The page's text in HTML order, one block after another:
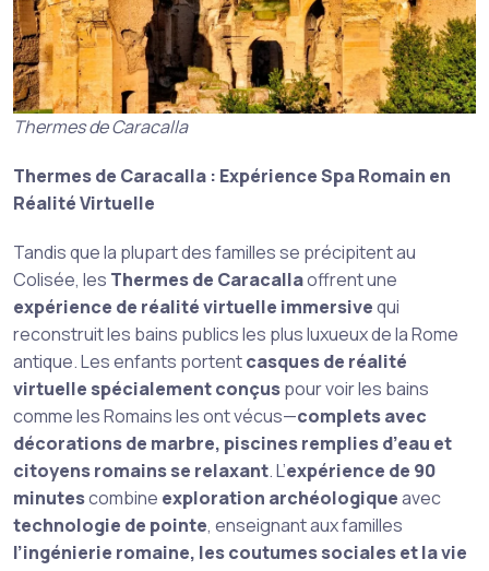
Thermes de Caracalla
Thermes de Caracalla : Expérience Spa Romain en
Réalité Virtuelle
Tandis que la plupart des familles se précipitent au
Colisée, les Thermes de Caracallaoffrent une
expérience de réalité virtuelle immersivequi
reconstruit les bains publics les plus luxueux de la Rome
antique. Les enfants portentcasques de réalité
virtuelle spécialement conçuspour voir les bains
comme les Romains les ont vécus—complets avec
décorations de marbre, piscines remplies d’eau et
citoyens romains se relaxant. L’expérience de 90
minutescombine exploration archéologiqueavec
technologie de pointe, enseignant aux familles
l’ingénierie romaine, les coutumes sociales et la vie